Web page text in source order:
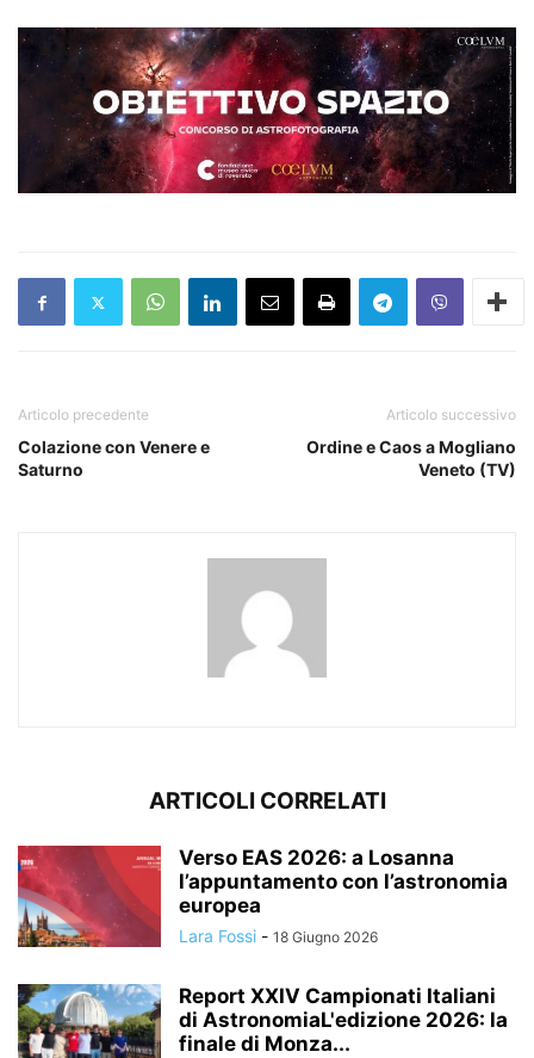
Articolo precedente
Colazione con Venere e
Saturno
Articolo successivo
Ordine e Caos a Mogliano
Veneto (TV)
ARTICOLI CORRELATI
Verso EAS 2026: a Losanna
l’appuntamento con l’astronomia
europea
Lara Fossi - 18 Giugno 2026
Report XXIV Campionati Italiani
di AstronomiaL'edizione 2026: la
finale di Monza...